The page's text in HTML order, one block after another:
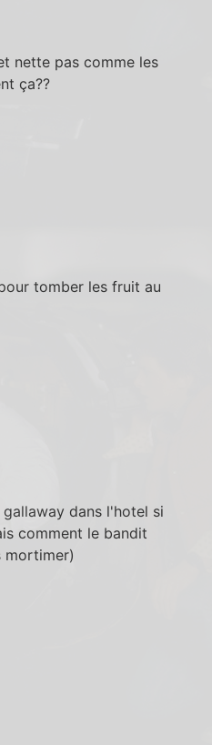
nette pas comme les
ça??
tomber les fruit au
dans l'hotel si
comment le bandit
mortimer)